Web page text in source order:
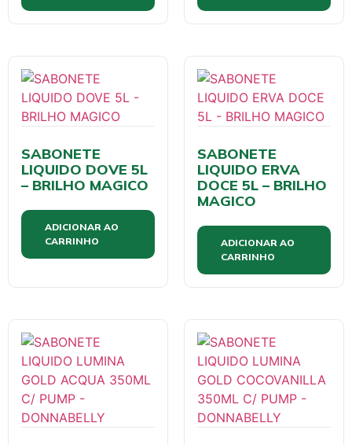
SABONETE
LIQUIDO DOVE 5L
– BRILHO MAGICO
ADICIONAR AO
CARRINHO
SABONETE
LIQUIDO ERVA
DOCE 5L – BRILHO
MAGICO
ADICIONAR AO
CARRINHO